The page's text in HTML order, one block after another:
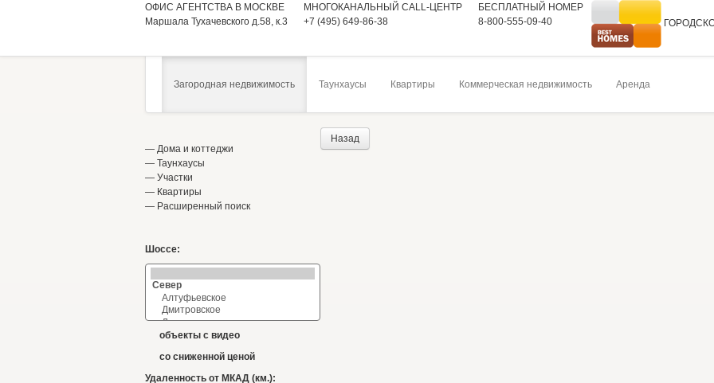
ОФИС АГЕНТСТВА В МОСКВЕ
Маршала Тухачевского д.58, к.3
МНОГОКАНАЛЬНЫЙ CALL-ЦЕНТР
+7 (495) 649-86-38
БЕСПЛАТНЫЙ НОМЕР
8-800-555-09-40
На главную
Загородная недвижимость Таунхаусы Квартиры Коммерческая недвижимость Аренда
— Дома и коттеджи
— Таунхаусы
— Участки
— Квартиры
— Расширенный поиск
Шоссе:
объекты с видео
со сниженной ценой
Удаленность от МКАД (км.):
Назад